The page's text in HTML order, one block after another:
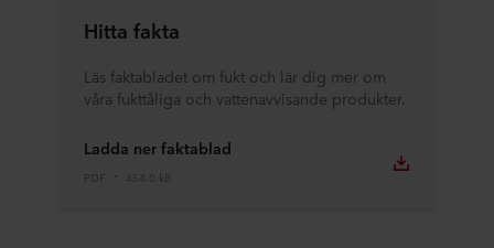
Hitta fakta
Läs faktabladet om fukt och lär dig mer om
våra fukttåliga och vattenavvisande produkter.
Ladda ner faktablad
PDF 454.0 kB